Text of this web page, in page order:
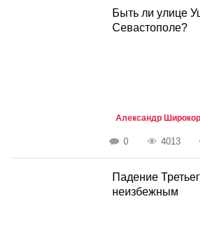
Быть ли улице
Севастополе?
Александр
0 4013
Падение
неизбежным